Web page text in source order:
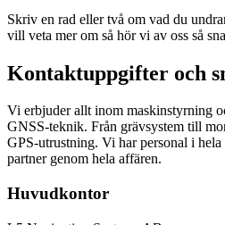
Skriv en rad eller två om vad du
vill veta mer om så hör vi av oss så
Kontaktuppgifter och
Vi erbjuder allt inom maskinstyrning
GNSS-teknik. Från grävsystem till
GPS-utrustning. Vi har personal i
partner genom hela affären.
Huvudkontor